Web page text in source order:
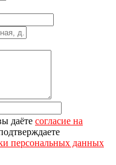
даёте согласие на
персональных данных